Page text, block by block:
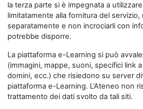
la terza parte si è impegnata a
limitatamente alla fornitura del
separatamente e non incrociarli con
potrebbe disporre.
La piattaforma e-Learning si può
(immagini, mappe, suoni, specifici link
domini, ecc.) che risiedono su server
piattaforma e-Learning. L’Ateneo non
trattamento dei dati svolto da tali siti.